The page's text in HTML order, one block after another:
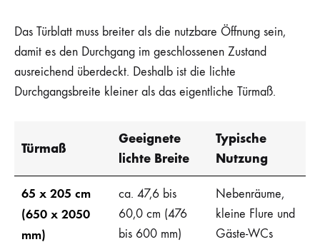
Das Türblatt muss breiter als die nutzbare Öffnung sein,
damit es den Durchgang im geschlossenen Zustand
ausreichend überdeckt. Deshalb ist die lichte
Durchgangsbreite kleiner als das eigentliche Türmaß.
Türmaß
Geeignete
lichte Breite
Typische
Nutzung
65 x 205 cm
(650 x 2050
mm)
ca. 47,6 bis
60,0 cm (476
bis 600 mm)
Nebenräume,
kleine Flure und
Gäste-WCs